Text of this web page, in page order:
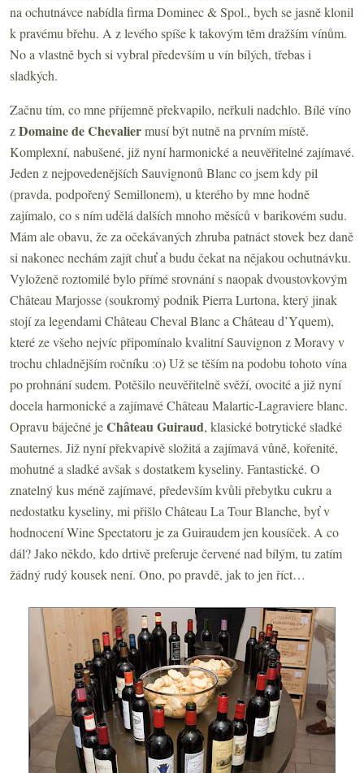
na ochutnávce nabídla firma Dominec & Spol., bych se jasně klonil
k pravému břehu. A z levého spíše k takovým těm dražším vínům.
No a vlastně bych si vybral především u vín bílých, třebas i
sladkých.
Začnu tím, co mne příjemně překvapilo, neřkuli nadchlo. Bílé víno
zDomaine de Chevaliermusí být nutně na prvním místě.
Komplexní, nabušené, již nyní harmonické a neuvěřitelné zajímavé.
Jeden z nejpovedenějších Sauvignonů Blanc co jsem kdy pil
(pravda, podpořený Semillonem), u kterého by mne hodně
zajímalo, co s ním udělá dalších mnoho měsíců v barikovém sudu.
Mám ale obavu, že za očekávaných zhruba patnáct stovek bez daně
si nakonec nechám zajít chuť a budu čekat na nějakou ochutnávku.
Vyloženě roztomilé bylo přímé srovnání s naopak dvoustovkovým
Château Marjosse (soukromý podnik Pierra Lurtona, který jinak
stojí za legendami Château Cheval Blanc a Château d’Yquem),
které ze všeho nejvíc připomínalo kvalitní Sauvignon z Moravy v
trochu chladnějším ročníku :o) Už se těším na podobu tohoto vína
po prohnání sudem. Potěšilo neuvěřitelně svěží, ovocité a již nyní
docela harmonické a zajímavé Château Malartic-Lagraviere blanc.
Opravu báječné jeChâteau Guiraud, klasické botrytické sladké
Sauternes. Již nyní překvapivě složitá a zajímavá vůně, kořenité,
mohutné a sladké avšak s dostatkem kyseliny. Fantastické. O
znatelný kus méně zajímavé, především kvůli přebytku cukru a
nedostatku kyseliny, mi přišlo Château La Tour Blanche, byť v
hodnocení Wine Spectatoru je za Guiraudem jen kousíček. A co
dál? Jako někdo, kdo drtivě preferuje červené nad bílým, tu zatím
žádný rudý kousek není. Ono, po pravdě, jak to jen říct…